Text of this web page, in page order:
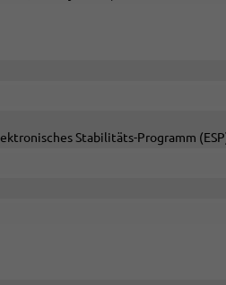
Stabilitäts-Programm